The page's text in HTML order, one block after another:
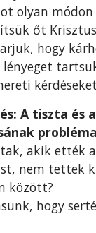
olyan
őt
hogy
A tiszta és
akik ették a
nem tettek
között?
hogy